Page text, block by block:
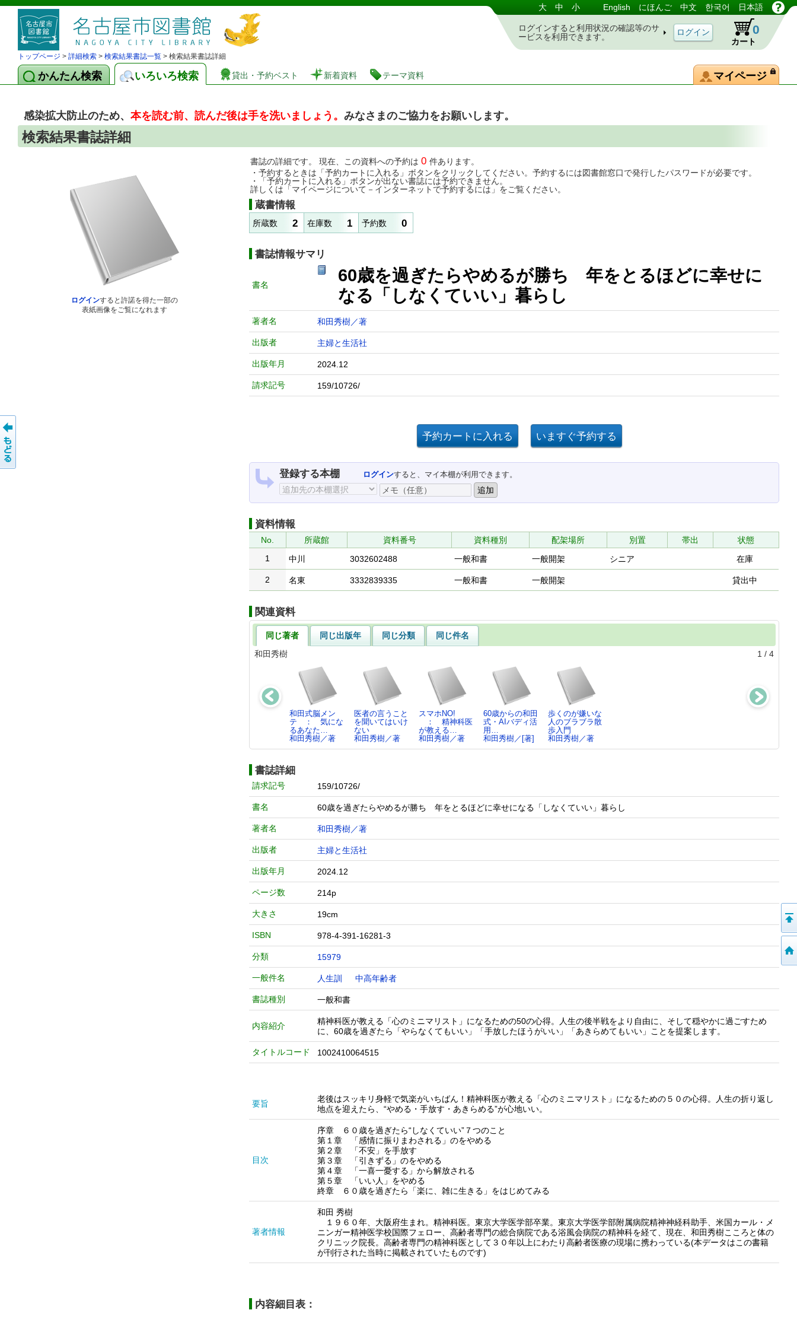
図書館 蔵書検索・予約システム 大 中 小 English にほんご 中文 한국어 日本語
ログインすると利用状況の確認等のサ
ービスを利用できます。
カート
0
トップページ > 詳細検索 > 検索結果書誌一覧 > 検索結果書誌詳細
かんたん検索 いろいろ検索 貸出・予約ベスト 新着資料 テーマ資料 マイページ
感染拡大防止のため、 本を読む前、読んだ後は手を洗いましょう。 みなさまのご協力をお願いします。
検索結果書誌詳細
ログインすると許諾を得た一部の
表紙画像をご覧になれます
書誌の詳細です。 現在、この資料への予約は 0 件あります。
・予約するときは「予約カートに入れる」ボタンをクリックしてください。予約するには図書館窓口で発行したパスワードが必要です。
・「予約カートに入れる」ボタンが出ない書誌には予約できません。
詳しくは「マイページについて－インターネットで予約するには」をご覧ください。
蔵書情報
所蔵数 2 在庫数 1 予約数 0
書誌情報サマリ
書名
60歳を過ぎたらやめるが勝ち 年をとるほどに幸せに
なる「しなくていい」暮らし
著者名 和田秀樹／著
出版者 主婦と生活社
出版年月 2024.12
請求記号 159/10726/
登録する本棚 ログインすると、マイ本棚が利用できます。
資料情報
No. 所蔵館 資料番号 資料種別 配架場所 別置 帯出
状態
1
中川 3032602488 一般和書 一般開架 シニア 在庫
2 名東 3332839335 一般和書 一般開架 貸出中
関連資料
同じ著者 同じ出版年 同じ分類
同じ件名
和田秀樹
1 / 4
和田式脳メン
テ ： 気にな
るあなた…
和田秀樹／著
医者の言うこと
を聞いてはいけ
ない
和田秀樹／著
スマホNO!
： 精神科医
が教える…
和田秀樹／著
60歳からの和田
式・AIバディ活
用…
和田秀樹／[著]
歩くのが嫌いな
人のブラブラ散
歩入門
和田秀樹／著
和田秀樹／著
書誌詳細
請求記号 159/10726/
書名 60歳を過ぎたらやめるが勝ち 年をとるほどに幸せになる「しなくていい」暮らし
著者名 和田秀樹／著
出版者 主婦と生活社
出版年月 2024.12
ページ数 214p
大きさ 19cm
ISBN 978-4-391-16281-3
分類 15979
一般件名 人生訓 中高年齢者
書誌種別 一般和書
内容紹介
精神科医が教える「心のミニマリスト」になるための50の心得。人生の後半戦をより自由に、そして穏やかに過ごすため
に、60歳を過ぎたら「やらなくてもいい」「手放したほうがいい」「あきらめてもいい」ことを提案します。
タイトルコード 1002410064515
要旨
老後はスッキリ身軽で気楽がいちばん！精神科医が教える「心のミニマリスト」になるための５０の心得。人生の折り返し
地点を迎えたら、“やめる・手放す・あきらめる”が心地いい。
目次
序章 ６０歳を過ぎたら“しなくていい”７つのこと
第１章 「感情に振りまわされる」のをやめる
第２章 「不安」を手放す
第３章 「引きずる」のをやめる
第４章 「一喜一憂する」から解放される
第５章 「いい人」をやめる
終章 ６０歳を過ぎたら「楽に、雑に生きる」をはじめてみる
著者情報
和田 秀樹
１９６０年、大阪府生まれ。精神科医。東京大学医学部卒業。東京大学医学部附属病院精神神経科助手、米国カール・メ
ニンガー精神医学校国際フェロー、高齢者専門の総合病院である浴風会病院の精神科を経て、現在、和田秀樹こころと体の
クリニック院長。高齢者専門の精神科医として３０年以上にわたり高齢者医療の現場に携わっている(本データはこの書籍
が刊行された当時に掲載されていたものです)
内容細目表：